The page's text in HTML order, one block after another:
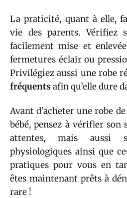
La praticité, quant à elle,
vie des parents. Vérifiez
facilement mise et
fermetures éclair ou
Privilégiez aussi une robe
fréquents afin qu’elle dure
Avant d’acheter une robe
bébé, pensez à vérifier son
attentes, mais aussi
physiologiques ainsi que
pratiques pour vous en
êtes maintenant prêts à
rare !